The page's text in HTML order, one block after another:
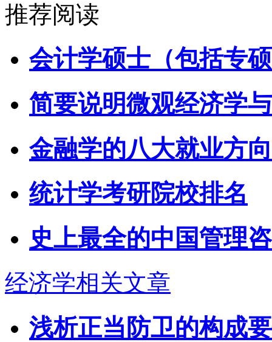
推荐阅读
会计学硕士（包括专
简要说明微观经济学
金融学的八大就业方
统计学考研院校排名
史上最全的中国管理
经济学相关文章
浅析正当防卫的构成